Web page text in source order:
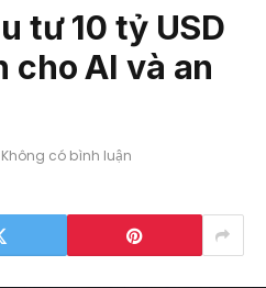
tư 10 tỷ USD
cho AI và an
Không có bình luận